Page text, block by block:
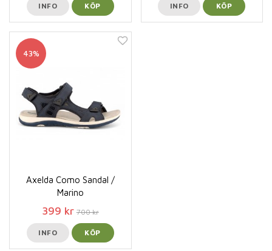
INFO KÖP INFO KÖP
43%
Axelda Como Sandal /
Marino
399 kr 700 kr
INFO KÖP